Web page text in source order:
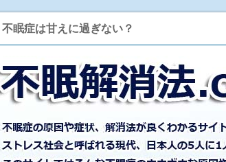
不眠症は甘えに過ぎない？